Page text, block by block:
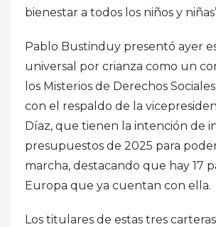
bienestar a todos los niños y
Pablo Bustinduy presentó ayer
universal por crianza como un
los Misterios de Derechos
con el respaldo de la
Díaz, que tienen la intención de
presupuestos de 2025 para
marcha, destacando que hay 17
Europa que ya cuentan con ella.
Los titulares de estas tres